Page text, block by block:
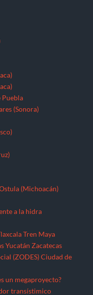
Puebla
(Sonora)
(Michoacán)
a la hidra
Tren Maya
Yucatán Zacatecas
(ZODES) Ciudad de
un megaproyecto?
transístimico